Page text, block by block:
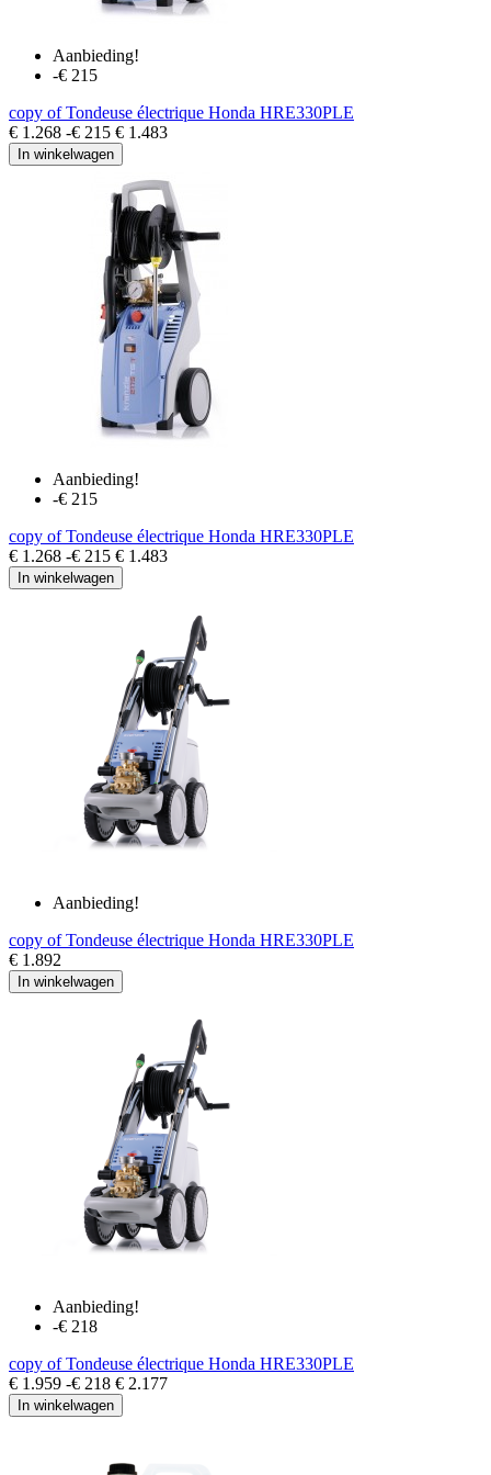
Aanbieding!
-€ 215
copy of Tondeuse électrique Honda HRE330PLE
€ 1.268 -€ 215 € 1.483
In winkelwagen
Aanbieding!
-€ 215
copy of Tondeuse électrique Honda HRE330PLE
€ 1.268 -€ 215 € 1.483
In winkelwagen
Aanbieding!
copy of Tondeuse électrique Honda HRE330PLE
€ 1.892
In winkelwagen
Aanbieding!
-€ 218
copy of Tondeuse électrique Honda HRE330PLE
€ 1.959 -€ 218 € 2.177
In winkelwagen